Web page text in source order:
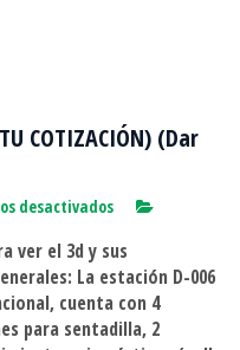
COTIZACIÓN) (Dar
desactivadosen
006
(PREGUNTA
POR
TU
ver el 3d y sus
La estación D-006
cuenta con 4
para sentadilla, 2